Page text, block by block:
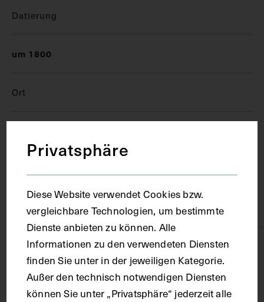
Datierung
um 1800
Ort
Karton
Technik
Lithografie
Privatsphäre
Diese Website verwendet Cookies bzw.
vergleichbare Technologien, um bestimmte
Dienste anbieten zu können. Alle
Informationen zu den verwendeten Diensten
finden Sie unter in der jeweiligen Kategorie.
Außer den technisch notwendigen Diensten
können Sie unter „Privatsphäre“ jederzeit alle